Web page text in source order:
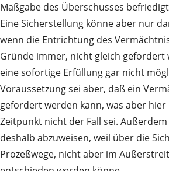
Maßgabe des Überschusses
Eine Sicherstellung könne aber nur
wenn die Entrichtung des
Gründe immer, nicht gleich gefordert
eine sofortige Erfüllung gar nicht
Voraussetzung sei aber, daß ein
gefordert werden kann, was aber
Zeitpunkt nicht der Fall sei.
deshalb abzuweisen, weil über die
Prozeßwege, nicht aber im